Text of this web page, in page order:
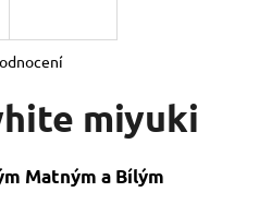
miyuki
Matným a Bílým